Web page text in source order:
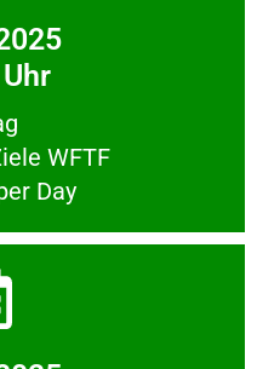
WFTF
Day